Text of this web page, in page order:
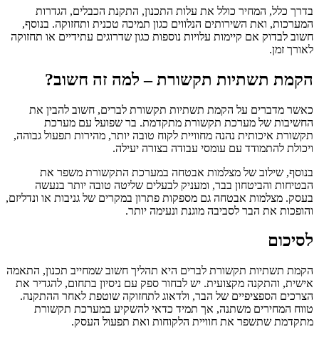
המחיר כולל את עלות התכנון, התקנת הכבלים, הגדרות
ואת השירותים הנלווים כגון תמיכה טכנית ותחזוקה. בנוסף,
אם קיימות עלויות נוספות כגון שדרוגים עתידיים או תחזוקה
זמן.
תשתיות תקשורת – למה זה חשוב?
מדברים על הקמת תשתיות תקשורת לברים, חשוב להבין את
של מערכת תקשורת מתקדמת. בר שפועל עם מערכת
איכותית נהנה מחוויית לקוח טובה יותר, מהירות תפעול גבוהה,
להתמודד עם עומסי עבודה בצורה יעילה.
שילוב של מצלמות אבטחה במערכת התקשורת משפר את
והביטחון בבר, ומעניק לבעלים שליטה טובה יותר בנעשה
מצלמות אבטחה גם מספקות פתרון במקרים של גניבות או ונדליזם,
את הבר לסביבה מוגנת ונעימה יותר.
תשתיות תקשורת לברים היא תהליך חשוב שמחייב תכנון, התאמה
והתקנה מקצועית. יש לבחור ספק עם ניסיון בתחום, להגדיר את
הספציפיים של הבר, ולדאוג לתחזוקה שוטפת לאחר ההתקנה.
המחירים משתנה, אך תמיד כדאי להשקיע במערכת תקשורת
שתשפר את חוויית הלקוחות ואת תפעול העסק.